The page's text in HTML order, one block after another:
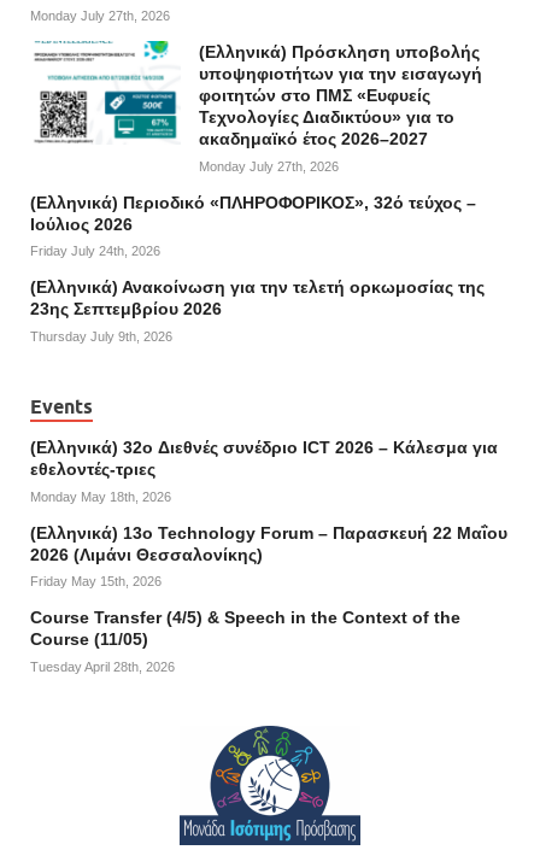
Monday July 27th, 2026
(Ελληνικά) Πρόσκληση υποβολής
υποψηφιοτήτων για την εισαγωγή
φοιτητών στο ΠΜΣ «Ευφυείς
Τεχνολογίες Διαδικτύου» για το
ακαδημαϊκό έτος 2026–2027
Monday July 27th, 2026
(Ελληνικά) Περιοδικό «ΠΛΗΡΟΦΟΡΙΚΟΣ», 32ό τεύχος –
Ιούλιος 2026
Friday July 24th, 2026
(Ελληνικά) Ανακοίνωση για την τελετή ορκωμοσίας της
23ης Σεπτεμβρίου 2026
Thursday July 9th, 2026
Events
(Ελληνικά) 32o Διεθνές συνέδριο ICT 2026 – Κάλεσμα για
εθελοντές-τριες
Monday May 18th, 2026
(Ελληνικά) 13ο Technology Forum – Παρασκευή 22 Μαΐου
2026 (Λιμάνι Θεσσαλονίκης)
Friday May 15th, 2026
Course Transfer (4/5) & Speech in the Context of the
Course (11/05)
Tuesday April 28th, 2026